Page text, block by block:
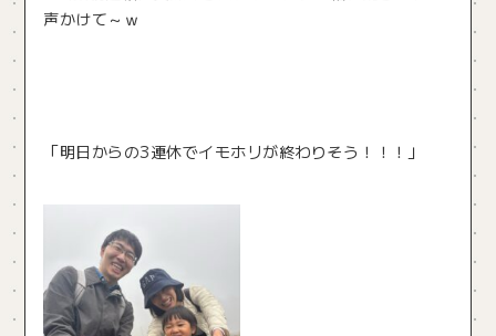
声かけて～ｗ
「明日からの3連休でイモホリが終わりそう！！！」